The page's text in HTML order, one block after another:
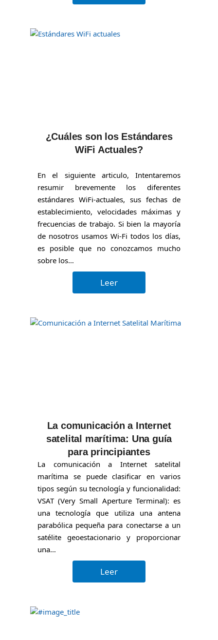
¿Cuáles son los Estándares
WiFi Actuales?
En el siguiente articulo, Intentaremos
resumir brevemente los diferentes
estándares WiFi-actuales, sus fechas de
establecimiento, velocidades máximas y
frecuencias de trabajo. Si bien la mayoría
de nosotros usamos Wi-Fi todos los días,
es posible que no conozcamos mucho
sobre los…
Leer
La comunicación a Internet
satelital marítima: Una guía
para principiantes
La comunicación a Internet satelital
marítima se puede clasificar en varios
tipos según su tecnología y funcionalidad:
VSAT (Very Small Aperture Terminal): es
una tecnología que utiliza una antena
parabólica pequeña para conectarse a un
satélite geoestacionario y proporcionar
una…
Leer